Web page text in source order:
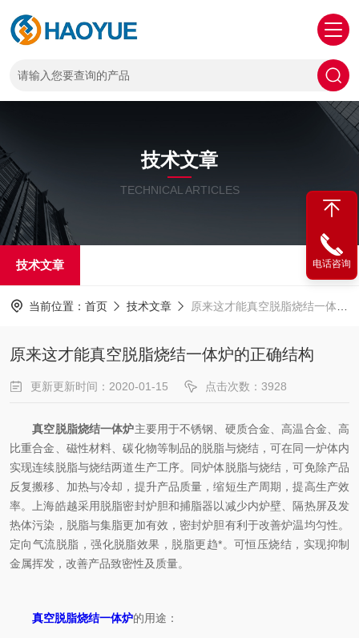
技术文章
TECHNICAL ARTICLES
技术文章
当前位置： 首页 技术文章 原来这才能真空脱脂烧结一体炉的正确结构
原来这才能真空脱脂烧结一体炉的正确结构
更新更新时间：2020-01-15 点击次数：3928
真空脱脂烧结一体炉主要用于不锈钢、硬质合金、高温合金、高
比重合金、磁性材料、碳化物等制品的脱脂与烧结，可在同一炉体内
实现连续脱脂与烧结两道生产工序。同炉体脱脂与烧结，可免除产品
反复搬移、加热与冷却，提升产品质量，缩短生产周期，提高生产效
率。上海皓越采用脱脂密封炉胆和捕脂器以减少内炉壁、隔热屏及发
热体污染，脱脂与集脂更加有效，密封炉胆有利于改善炉温均匀性。
定向气流脱脂，强化脱脂效果，脱脂更趋*。可恒压烧结，实现抑制
金属挥发，改善产品致密性及质量。
真空脱脂烧结一体炉的用途：
电话咨询